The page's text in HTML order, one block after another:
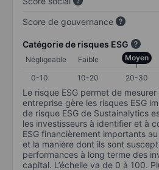
Score de gouvernance
Catégorie de risques ESG
Négligeable Faible Moyen
0-10
10-20 20-30
Le risque ESG permet de
entreprise gère les risques ESG
de risque ESG de Sustainalytics
les investisseurs à identifier et à
ESG financièrement importants
et la manière dont ils sont
performances à long terme des
capital. L’échelle va de 0 à 100.